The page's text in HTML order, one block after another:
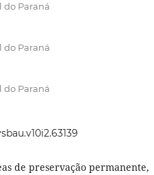
do Paraná
do Paraná
do Paraná
de preservação permanente,